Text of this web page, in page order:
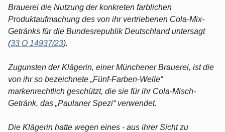
Brauerei die Nutzung der konkreten farblichen
Produktaufmachung des von ihr vertriebenen Cola-Mix-
Getränks für die Bundesrepublik Deutschland untersagt
(33 O 14937/23).
Zugunsten der Klägerin, einer Münchener Brauerei, ist die
von ihr so bezeichnete „Fünf-Farben-Welle“
markenrechtlich geschützt, die sie für ihr Cola-Misch-
Getränk, das „Paulaner Spezi“ verwendet.
Die Klägerin hatte wegen eines - aus ihrer Sicht zu